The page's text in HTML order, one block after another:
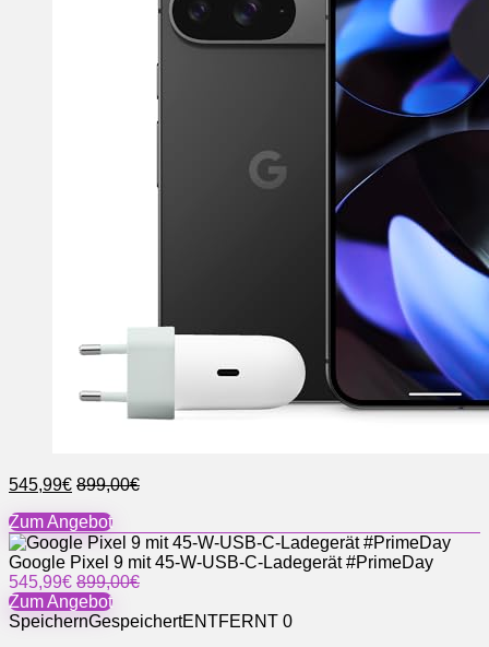
545,99€ 899,00€
Zum Angebot
Google Pixel 9 mit 45-W-USB-C-Ladegerät #PrimeDay
545,99€ 899,00€
Zum Angebot
SpeichernGespeichertENTFERNT 0